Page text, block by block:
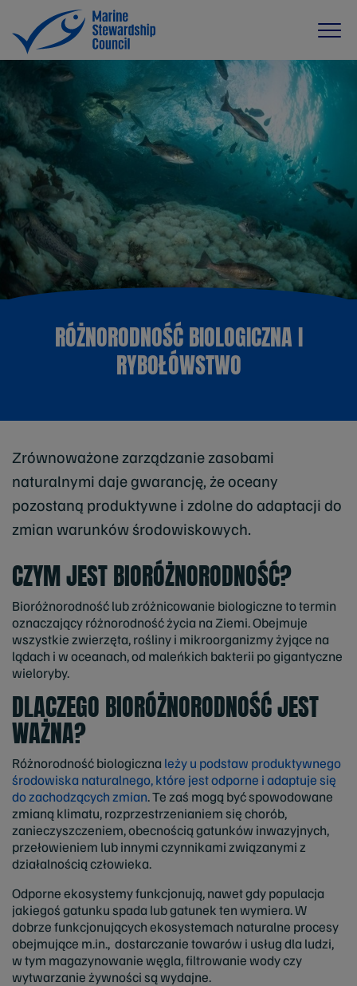
RÓŻNORODNOŚĆ BIOLOGICZNA I
RYBOŁÓWSTWO
Zrównoważone zarządzanie zasobami
naturalnymi daje gwarancję, że oceany
pozostaną produktywne i zdolne do adaptacji do
zmian warunków środowiskowych.
CZYM JEST BIORÓŻNORODNOŚĆ?
Bioróżnorodność lub zróżnicowanie biologiczne to termin
oznaczający różnorodność życia na Ziemi. Obejmuje
wszystkie zwierzęta, rośliny i mikroorganizmy żyjące na
lądach i w oceanach, od maleńkich bakterii po gigantyczne
wieloryby.
DLACZEGO BIORÓŻNORODNOŚĆ JEST
WAŻNA?
Różnorodność biologiczna leży u podstaw produktywnego
środowiska naturalnego, które jest odporne i adaptuje się
do zachodzących zmian. Te zaś mogą być spowodowane
zmianą klimatu, rozprzestrzenianiem się chorób,
zanieczyszczeniem, obecnością gatunków inwazyjnych,
przełowieniem lub innymi czynnikami związanymi z
działalnością człowieka.
Odporne ekosystemy funkcjonują, nawet gdy populacja
jakiegoś gatunku spada lub gatunek ten wymiera. W
dobrze funkcjonujących ekosystemach naturalne procesy
obejmujące m.in., dostarczanie towarów i usług dla ludzi,
w tym magazynowanie węgla, filtrowanie wody czy
wytwarzanie żywności są wydajne.